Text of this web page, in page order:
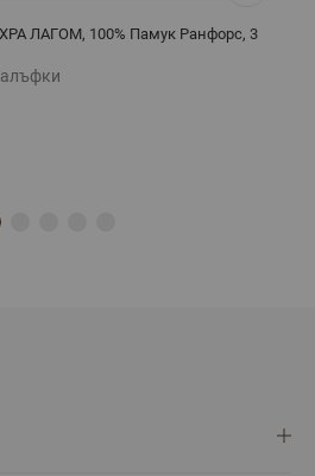
ЛАГОМ, 100% Памук Ранфорс, 3